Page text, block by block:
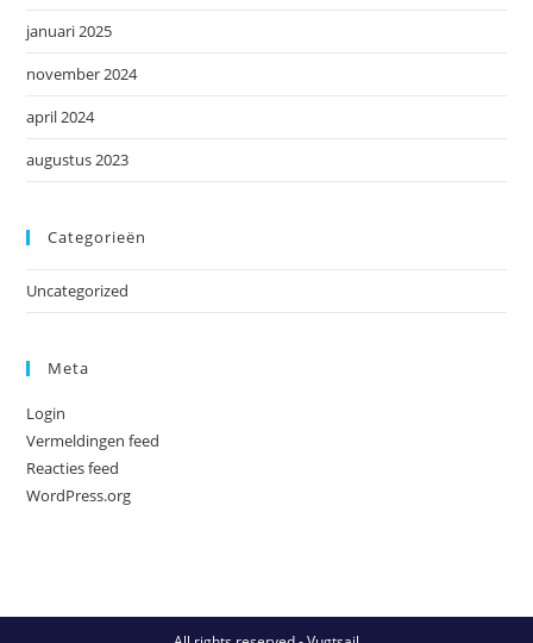
januari 2025
november 2024
april 2024
augustus 2023
Categorieën
Uncategorized
Meta
Login
Vermeldingen feed
Reacties feed
WordPress.org